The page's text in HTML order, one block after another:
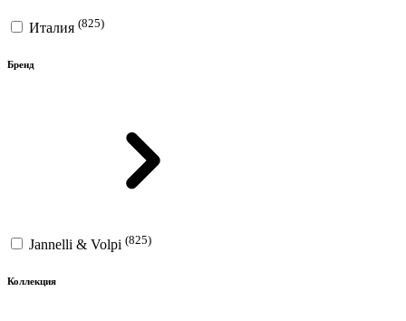
Италия (825)
Бренд
Jannelli & Volpi (825)
Коллекция